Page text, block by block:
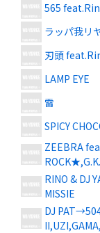
565
ラッパ我リ
刃頭
LAMP EYE
雷
SPICY
ZEEBRA
RINO & DJ
MISSIE
DJ